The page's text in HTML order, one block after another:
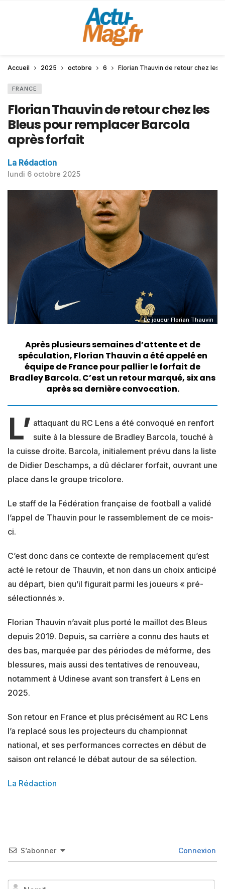
Accueil 2025 octobre 6 Florian Thauvin de retour chez les
FRANCE
Florian Thauvin de retour chez les
Bleus pour remplacer Barcola
après forfait
La Rédaction
lundi 6 octobre 2025
Le joueur Florian Thauvin
Après plusieurs semaines d’attente et de
spéculation, Florian Thauvin a étéappelé en
équipe de Francepour pallier le forfait de
Bradley Barcola. C’est un retour marqué, six ans
après sa dernière convocation.
L’ attaquant du RC Lens a été convoqué en renfort
suite à la blessure de Bradley Barcola, touché à
la cuisse droite. Barcola, initialement prévu dans la liste
de Didier Deschamps, a dû déclarer forfait, ouvrant une
place dans le groupe tricolore.
Le staff de la Fédération française de football a validé
l’appel de Thauvin pour le rassemblement de ce mois-
ci.
C’est donc dans ce contexte de remplacement qu’est
acté le retour de Thauvin, et non dans un choix anticipé
au départ, bien qu’il figurait parmi les joueurs « pré-
sélectionnés ».
Florian Thauvin n’avait plus porté le maillot des Bleus
depuis 2019. Depuis, sa carrière a connu des hauts et
des bas, marquée par des périodes de méforme, des
blessures, mais aussi des tentatives de renouveau,
notamment à Udinese avant son transfert à Lens en
2025.
Son retour en France et plus précisément au RC Lens
l’a replacé sous les projecteurs du championnat
national, et ses performances correctes en début de
saison ont relancé le débat autour de sa sélection.
La Rédaction
S’abonner Connexion